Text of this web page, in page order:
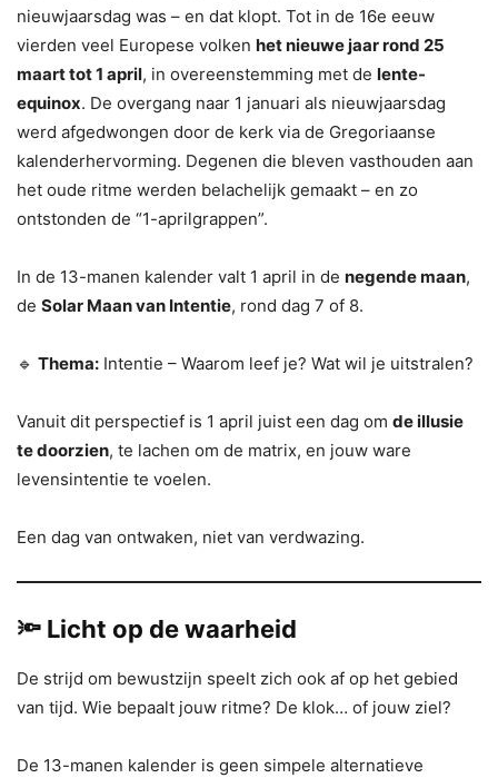
nieuwjaarsdag was – en dat klopt. Tot in de 16e eeuw
vierden veel Europese volken het nieuwe jaar rond 25
maart tot 1 april, in overeenstemming met de lente-
equinox. De overgang naar 1 januari als nieuwjaarsdag
werd afgedwongen door de kerk via de Gregoriaanse
kalenderhervorming. Degenen die bleven vasthouden aan
het oude ritme werden belachelijk gemaakt – en zo
ontstonden de “1-aprilgrappen”.
In de 13-manen kalender valt 1 april in de negende maan,
de Solar Maan van Intentie, rond dag 7 of 8.
🔹 Thema: Intentie – Waarom leef je? Wat wil je uitstralen?
Vanuit dit perspectief is 1 april juist een dag om de illusie
te doorzien, te lachen om de matrix, en jouw ware
levensintentie te voelen.
Een dag van ontwaken, niet van verdwazing.
🔦 Licht op de waarheid
De strijd om bewustzijn speelt zich ook af op het gebied
van tijd. Wie bepaalt jouw ritme? De klok… of jouw ziel?
De 13-manen kalender is geen simpele alternatieve